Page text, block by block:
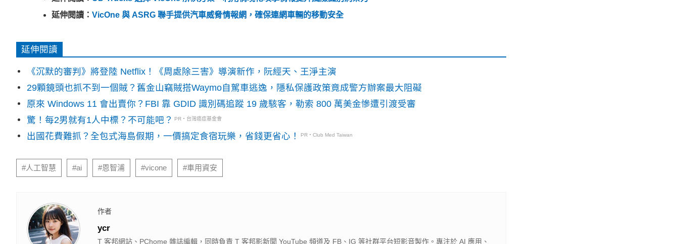
延伸閱讀： VicOne 與 ASRG 聯手提供汽車威脅情報網，確保連網車輛的移動安全
延伸閱讀
《沉默的審判》將登陸 Netflix！《周處除三害》導演新作，阮經天、王淨主演
29顆鏡頭也抓不到一個賊？舊金山竊賊搭Waymo自駕車逃逸，隱私保護政策竟成警方辦案最大阻礙
原來 Windows 11 會出賣你？FBI 靠 GDID 識別碼追蹤 19 歲駭客，勒索 800 萬美金慘遭引渡受審
驚！每2男就有1人中標？不可能吧？
PR・台灣癌症基金會
出國花費難抓？全包式海島假期，一價搞定食宿玩樂，省錢更省心！ PR・Club Med Taiwan
#人工智慧 #ai #恩智浦 #vicone #車用資安
作者
ycr
T 客邦網站、PChome 雜誌編輯，同時負責 T 客邦影新聞 YouTube 頻道及 FB、IG 等社群平台短影音製作。專注於 AI 應用、